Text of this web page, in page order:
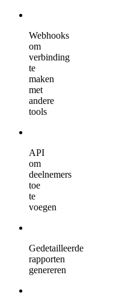
Webhooks
om
verbinding
te
maken
met
andere
tools
API
om
deelnemers
toe
te
voegen
Gedetailleerde
rapporten
genereren